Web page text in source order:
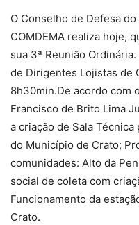
O Conselho de Defesa
COMDEMA realiza hoje,
sua 3ª Reunião
de Dirigentes Lojistas de
8h30min.De acordo com
Francisco de Brito Lima
a criação de Sala
do Município de Crato;
comunidades: Alto da
social de coleta com
Funcionamento da
Crato.